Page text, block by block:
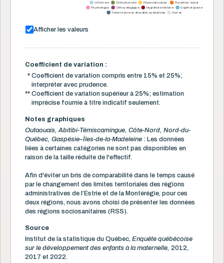
Infirmière Orthophoniste Psychoéducateur Travailleur social
Psychologue Orthopédagogue Hygiéniste dentaire
Ergothérapeute
Technicienne en éducation spécialisée
Autres
Afficher les valeurs
Coefficient de variation :
* Coefficient de variation compris entre 15% et 25%;
interpréter avec prudence.
** Coefficient de variation supérieur à 25%; estimation
imprécise fournie à titre indicatif seulement.
Notes graphiques
Outaouais, Abitibi-Témiscamingue, Côte-Nord, Nord-du-
Québec, Gaspésie–Îles-de-la-Madeleine : Les données
liées à certaines catégories ne sont pas disponibles en
raison de la taille réduite de l'effectif.
Afin d'éviter un bris de comparabilité dans le temps causé
par le changement des limites territoriales des régions
administratives de l’Estrie et de la Montérégie, pour ces
deux régions, nous avons choisi de présenter les données
des régions sociosanitaires (RSS).
Source
Institut de la statistique du Québec, Enquête québécoise
sur le développement des enfants à la maternelle, 2012,
2017 et 2022.